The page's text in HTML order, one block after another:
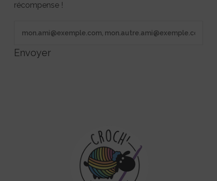
récompense !
Envoyer